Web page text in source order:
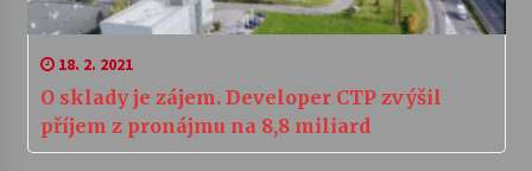
18. 2. 2021
O sklady je zájem. Developer CTP zvýšil
příjem z pronájmu na 8,8 miliard